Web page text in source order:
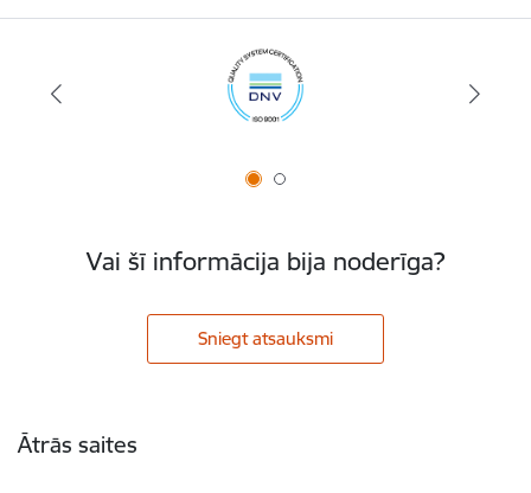
Vai šī informācija bija noderīga?
Sniegt atsauksmi
Ātrās saites